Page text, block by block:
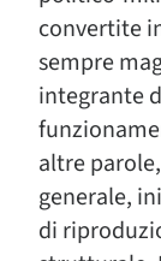
convertite
sempre
integrante
altre
generale,
di